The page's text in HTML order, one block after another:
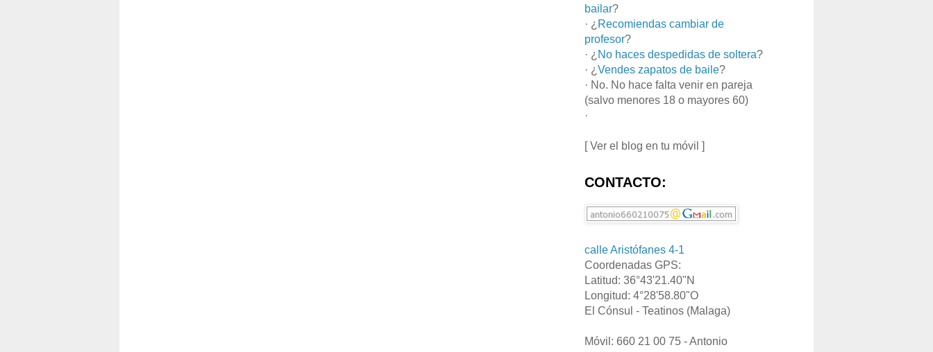
bailar?
· ¿ Recomiendas cambiar de
profesor?
· ¿ No haces despedidas de soltera?
· ¿ Vendes zapatos de baile?
· No. No hace falta venir en pareja
(salvo menores 18 o mayores 60)
·
[ Ver el blog en tu móvil ]
CONTACTO:
calle Aristófanes 4-1
Coordenadas GPS:
Latitud: 36°43'21.40"N
Longitud: 4°28'58.80"O
El Cónsul - Teatinos (Malaga)
Móvil: 660 21 00 75 - Antonio